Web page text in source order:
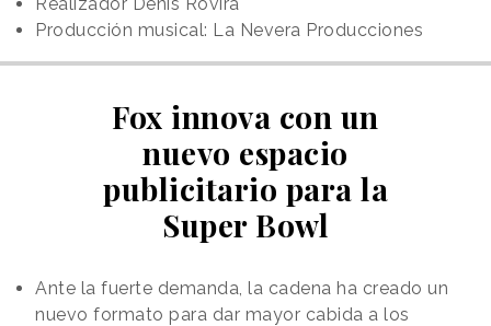
Producción musical: La Nevera Producciones
Fox innova con un
nuevo espacio
publicitario para la
Super Bowl
Ante la fuerte demanda, la cadena ha creado un
nuevo formato para dar mayor cabida a los